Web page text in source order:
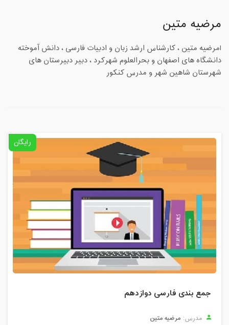
مرضیه متین
lمرضیه متین ، کارشناس ارشد زبان و ادبیات فارسی ، دانش آموخته
دانشگاه های اصفهان و بحرالعلوم شهرکرد ، دبیر دبیرستان های
شهرستان شاهین شهر و مدرس کنکور
رایگان
جمع بندی فارسی دوازدهم
مدرس: مرضیه متین